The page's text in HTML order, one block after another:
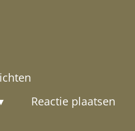
Reactie plaatsen